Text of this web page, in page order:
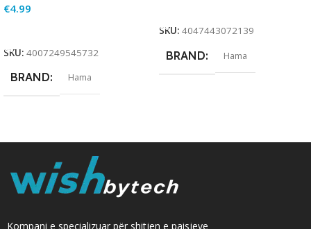
€4.99
SKU: 4007249545732
BRAND Hama
SKU: 4047443072139
BRAND Hama
Kompani e specializuar për shitjen e paisjeve